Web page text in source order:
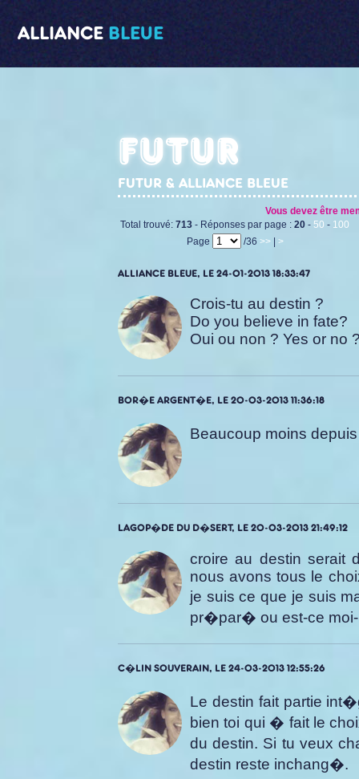
ALLIANCE BLEUE
Futur
FUTUR & ALLIANCE BLEUE
Vous devez être
Total trouvé: 713 - Réponses par page : 20 - 50 - 100
Page
/36 >>| >
ALLIANCE BLEUE, LE 24-01-2013 18:33:47
Crois-tu au destin ?
Do you believe in fate?
Oui ou non ? Yes or no
BOR�E ARGENT�E, LE 20-03-2013 11:36:18
Beaucoup moins
LAGOP�DE DU D�SERT, LE 20-03-2013 21:49:12
croire au destin serait
nous avons tous le
je suis ce que je suis
pr�par� ou est-ce
C�LIN SOUVERAIN, LE 24-03-2013 12:55:26
Le destin fait partie
bien toi qui � fait le
du destin. Si tu veux
destin reste inchang�.